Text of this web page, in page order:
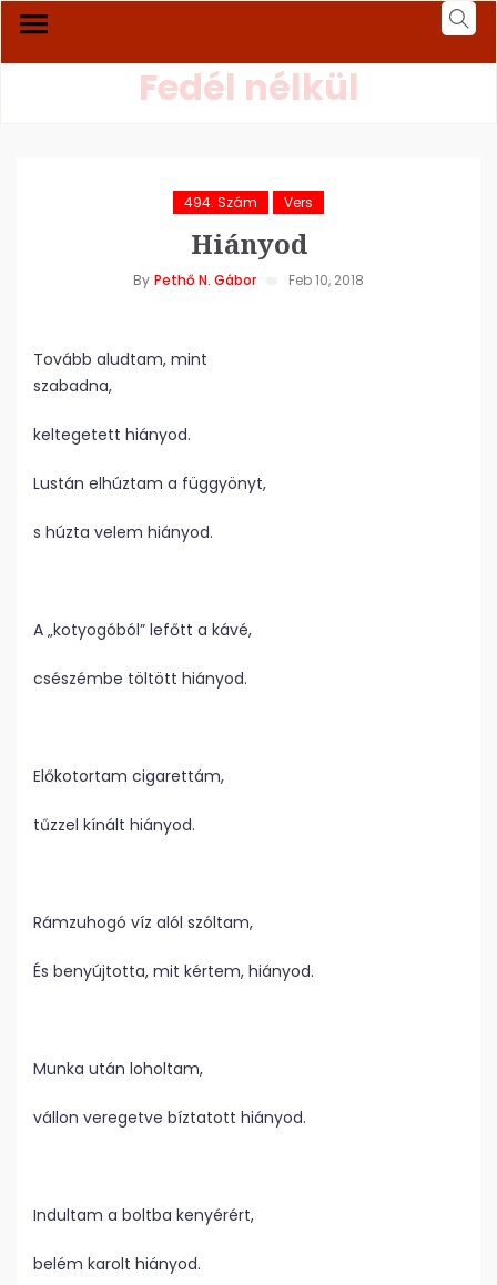
Fedél nélkül
494. Szám Vers
Hiányod
By Pethő N. Gábor Feb 10, 2018
Tovább aludtam, mint
szabadna,
keltegetett hiányod.
Lustán elhúztam a függyönyt,
s húzta velem hiányod.
A „kotyogóból” lefőtt a kávé,
csészémbe töltött hiányod.
Előkotortam cigarettám,
tűzzel kínált hiányod.
Rámzuhogó víz alól szóltam,
És benyújtotta, mit kértem, hiányod.
Munka után loholtam,
vállon veregetve bíztatott hiányod.
Indultam a boltba kenyérért,
belém karolt hiányod.